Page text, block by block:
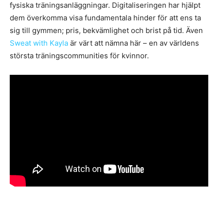
fysiska träningsanläggningar. Digitaliseringen har hjälpt
dem överkomma visa fundamentala hinder för att ens ta
sig till gymmen; pris, bekvämlighet och brist på tid. Även
Sweat with Kayla är värt att nämna här – en av världens
största träningscommunities för kvinnor.